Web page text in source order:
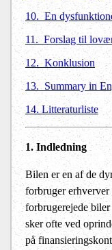
10. En
11. Forslag til
12. Konklusion
13. Summary in
14. Litteraturliste
1. Indledning
Bilen er en af de
forbruger erhverver
forbrugerejede
sker ofte ved
på